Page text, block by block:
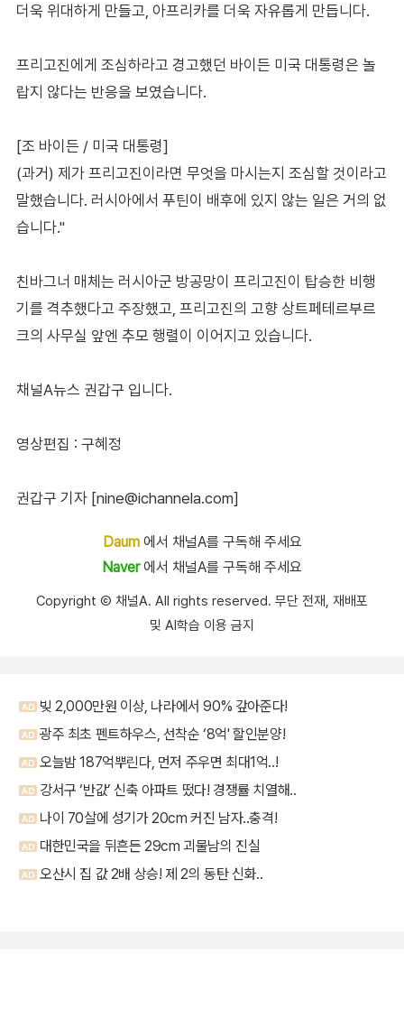
더욱 위대하게 만들고, 아프리카를 더욱 자유롭게 만듭니다.
프리고진에게 조심하라고 경고했던 바이든 미국 대통령은 놀
랍지 않다는 반응을 보였습니다.
[조 바이든 / 미국 대통령]
(과거) 제가 프리고진이라면 무엇을 마시는지 조심할 것이라고
말했습니다. 러시아에서 푸틴이 배후에 있지 않는 일은 거의 없
습니다."
친바그너 매체는 러시아군 방공망이 프리고진이 탑승한 비행
기를 격추했다고 주장했고, 프리고진의 고향 상트페테르부르
크의 사무실 앞엔 추모 행렬이 이어지고 있습니다.
채널A뉴스 권갑구 입니다.
영상편집 : 구혜정
권갑구 기자 [nine@ichannela.com]
Daum에서 채널A를 구독해 주세요
Naver에서 채널A를 구독해 주세요
Copyright Ⓒ 채널A. All rights reserved. 무단 전재, 재배포
및 AI학습 이용 금지